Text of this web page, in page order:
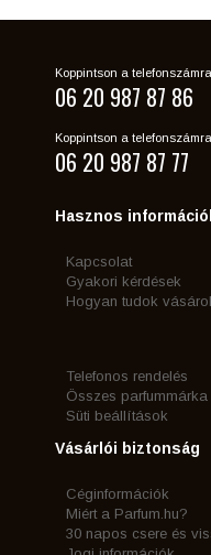
Koppintson a
06 20 987 87 86
Koppintson a
06 20 987 87 77
Hasznos
Kapcsolat
Gyakori kérdések
Hogyan tudok
Telefonos rendelés
Összes parfummárka
Süti beállítások
Vásárlói biztonság
Céginformációk
Miért a Parfum.hu?
30 napos csere és